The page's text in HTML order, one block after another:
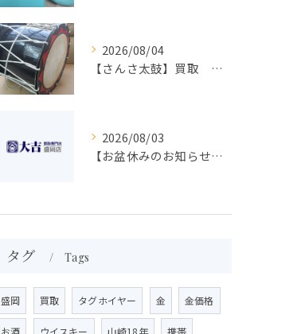
2026/08/04
【さんさ太鼓】買取 大吉盛岡店 楽器 買取します！！
2026/08/03
【お盆休みのお知らせ】買取専門 大吉 盛岡店
タグ Tags
盛岡 買取 タグホイヤー 金 金価格
お酒 ウイスキー 山崎18年 携帯